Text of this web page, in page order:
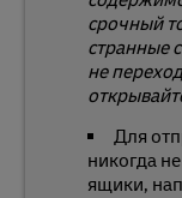
срочный
странные
не
Для
никогда
ящики,